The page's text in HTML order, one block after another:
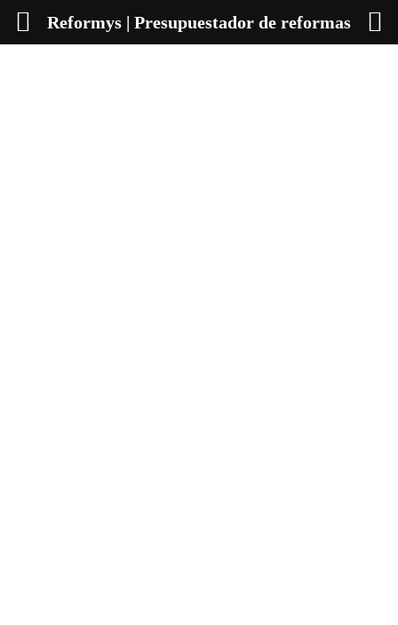
Reformys | Presupuestador de reformas